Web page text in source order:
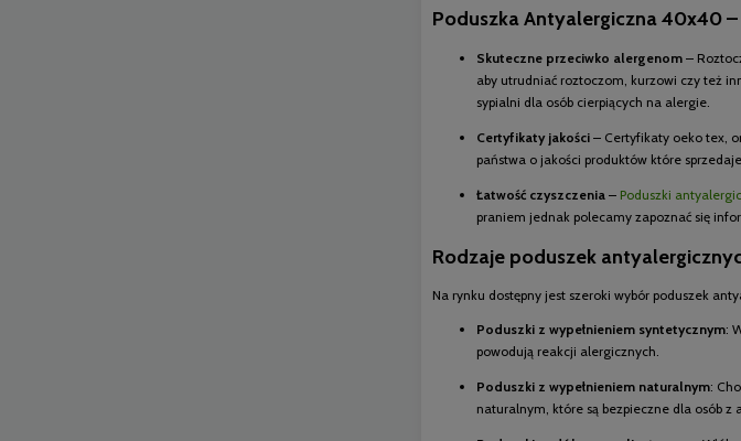
Poduszka Antyalergiczna 40x40 –
Skuteczne przeciwko alergenom –
aby utrudniać roztoczom, kurzowi czy też
sypialni dla osób cierpiących na alergie.
Certyfikaty jakości – Certyfikaty oeko tex,
państwa o jakości produktów które
Łatwość czyszczenia – Poduszki
praniem jednak polecamy zapoznać się
Rodzaje poduszek
Na rynku dostępny jest szeroki wybór poduszek
Poduszki z wypełnieniem syntetycznym:
powodują reakcji alergicznych.
Poduszki z wypełnieniem naturalnym:
naturalnym, które są bezpieczne dla osób z